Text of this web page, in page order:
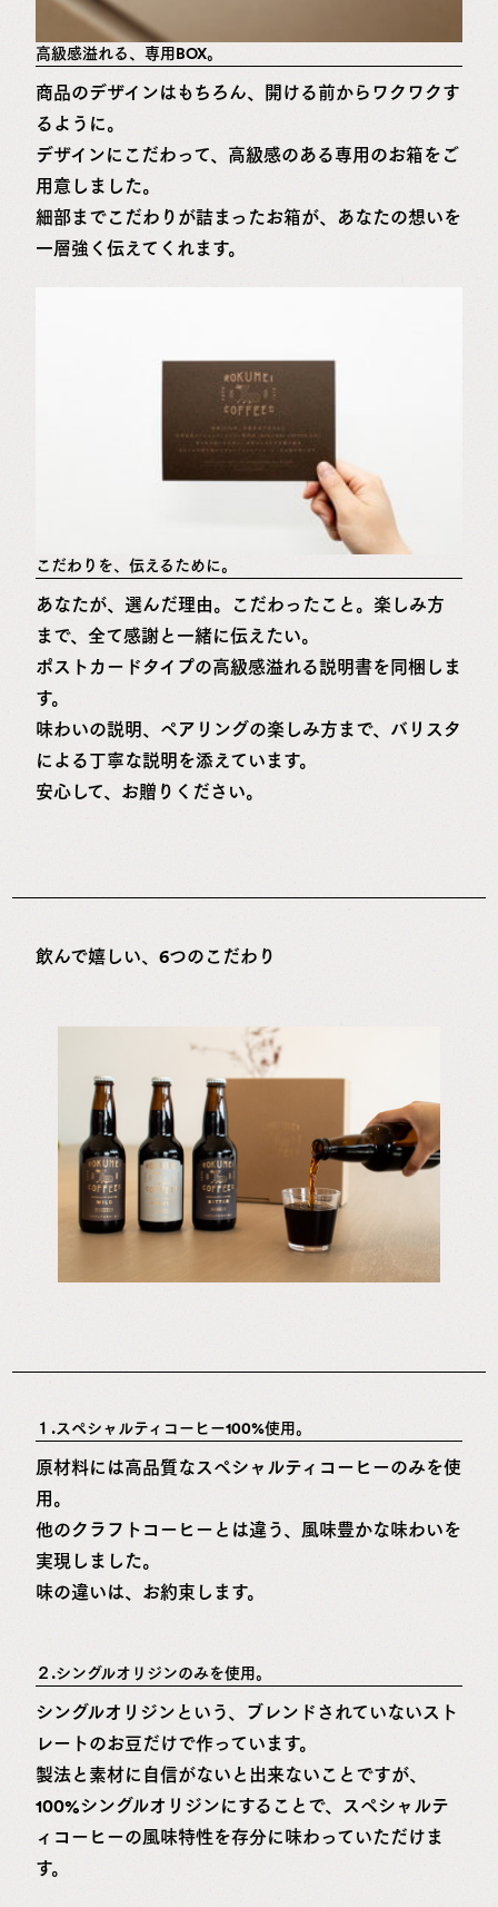
高級感溢れる、専用BOX。
商品のデザインはもちろん、開ける前からワクワクす
るように。
デザインにこだわって、高級感のある専用のお箱をご
用意しました。
細部までこだわりが詰まったお箱が、あなたの想いを
一層強く伝えてくれます。
こだわりを、伝えるために。
あなたが、選んだ理由。こだわったこと。楽しみ方
まで、全て感謝と一緒に伝えたい。
ポストカードタイプの高級感溢れる説明書を同梱しま
す。
味わいの説明、ペアリングの楽しみ方まで、バリスタ
による丁寧な説明を添えています。
安心して、お贈りください。
飲んで嬉しい、6つのこだわり
１.スペシャルティコーヒー100%使用。
原材料には高品質なスペシャルティコーヒーのみを使
用。
他のクラフトコーヒーとは違う、風味豊かな味わいを
実現しました。
味の違いは、お約束します。
２.シングルオリジンのみを使用。
シングルオリジンという、ブレンドされていないスト
レートのお豆だけで作っています。
製法と素材に自信がないと出来ないことですが、
100%シングルオリジンにすることで、スペシャルテ
ィコーヒーの風味特性を存分に味わっていただけま
す。